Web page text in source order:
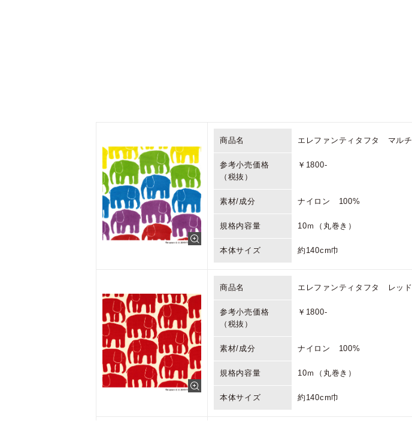
商品名 エレファンティタフタ マルチ
参考小売価格
（税抜）
￥1800-
素材/成分 ナイロン 100%
規格内容量 10ｍ（丸巻き）
本体サイズ 約140cm巾
商品名 エレファンティタフタ レッド
参考小売価格
（税抜）
￥1800-
素材/成分 ナイロン 100%
規格内容量 10ｍ（丸巻き）
本体サイズ 約140cm巾